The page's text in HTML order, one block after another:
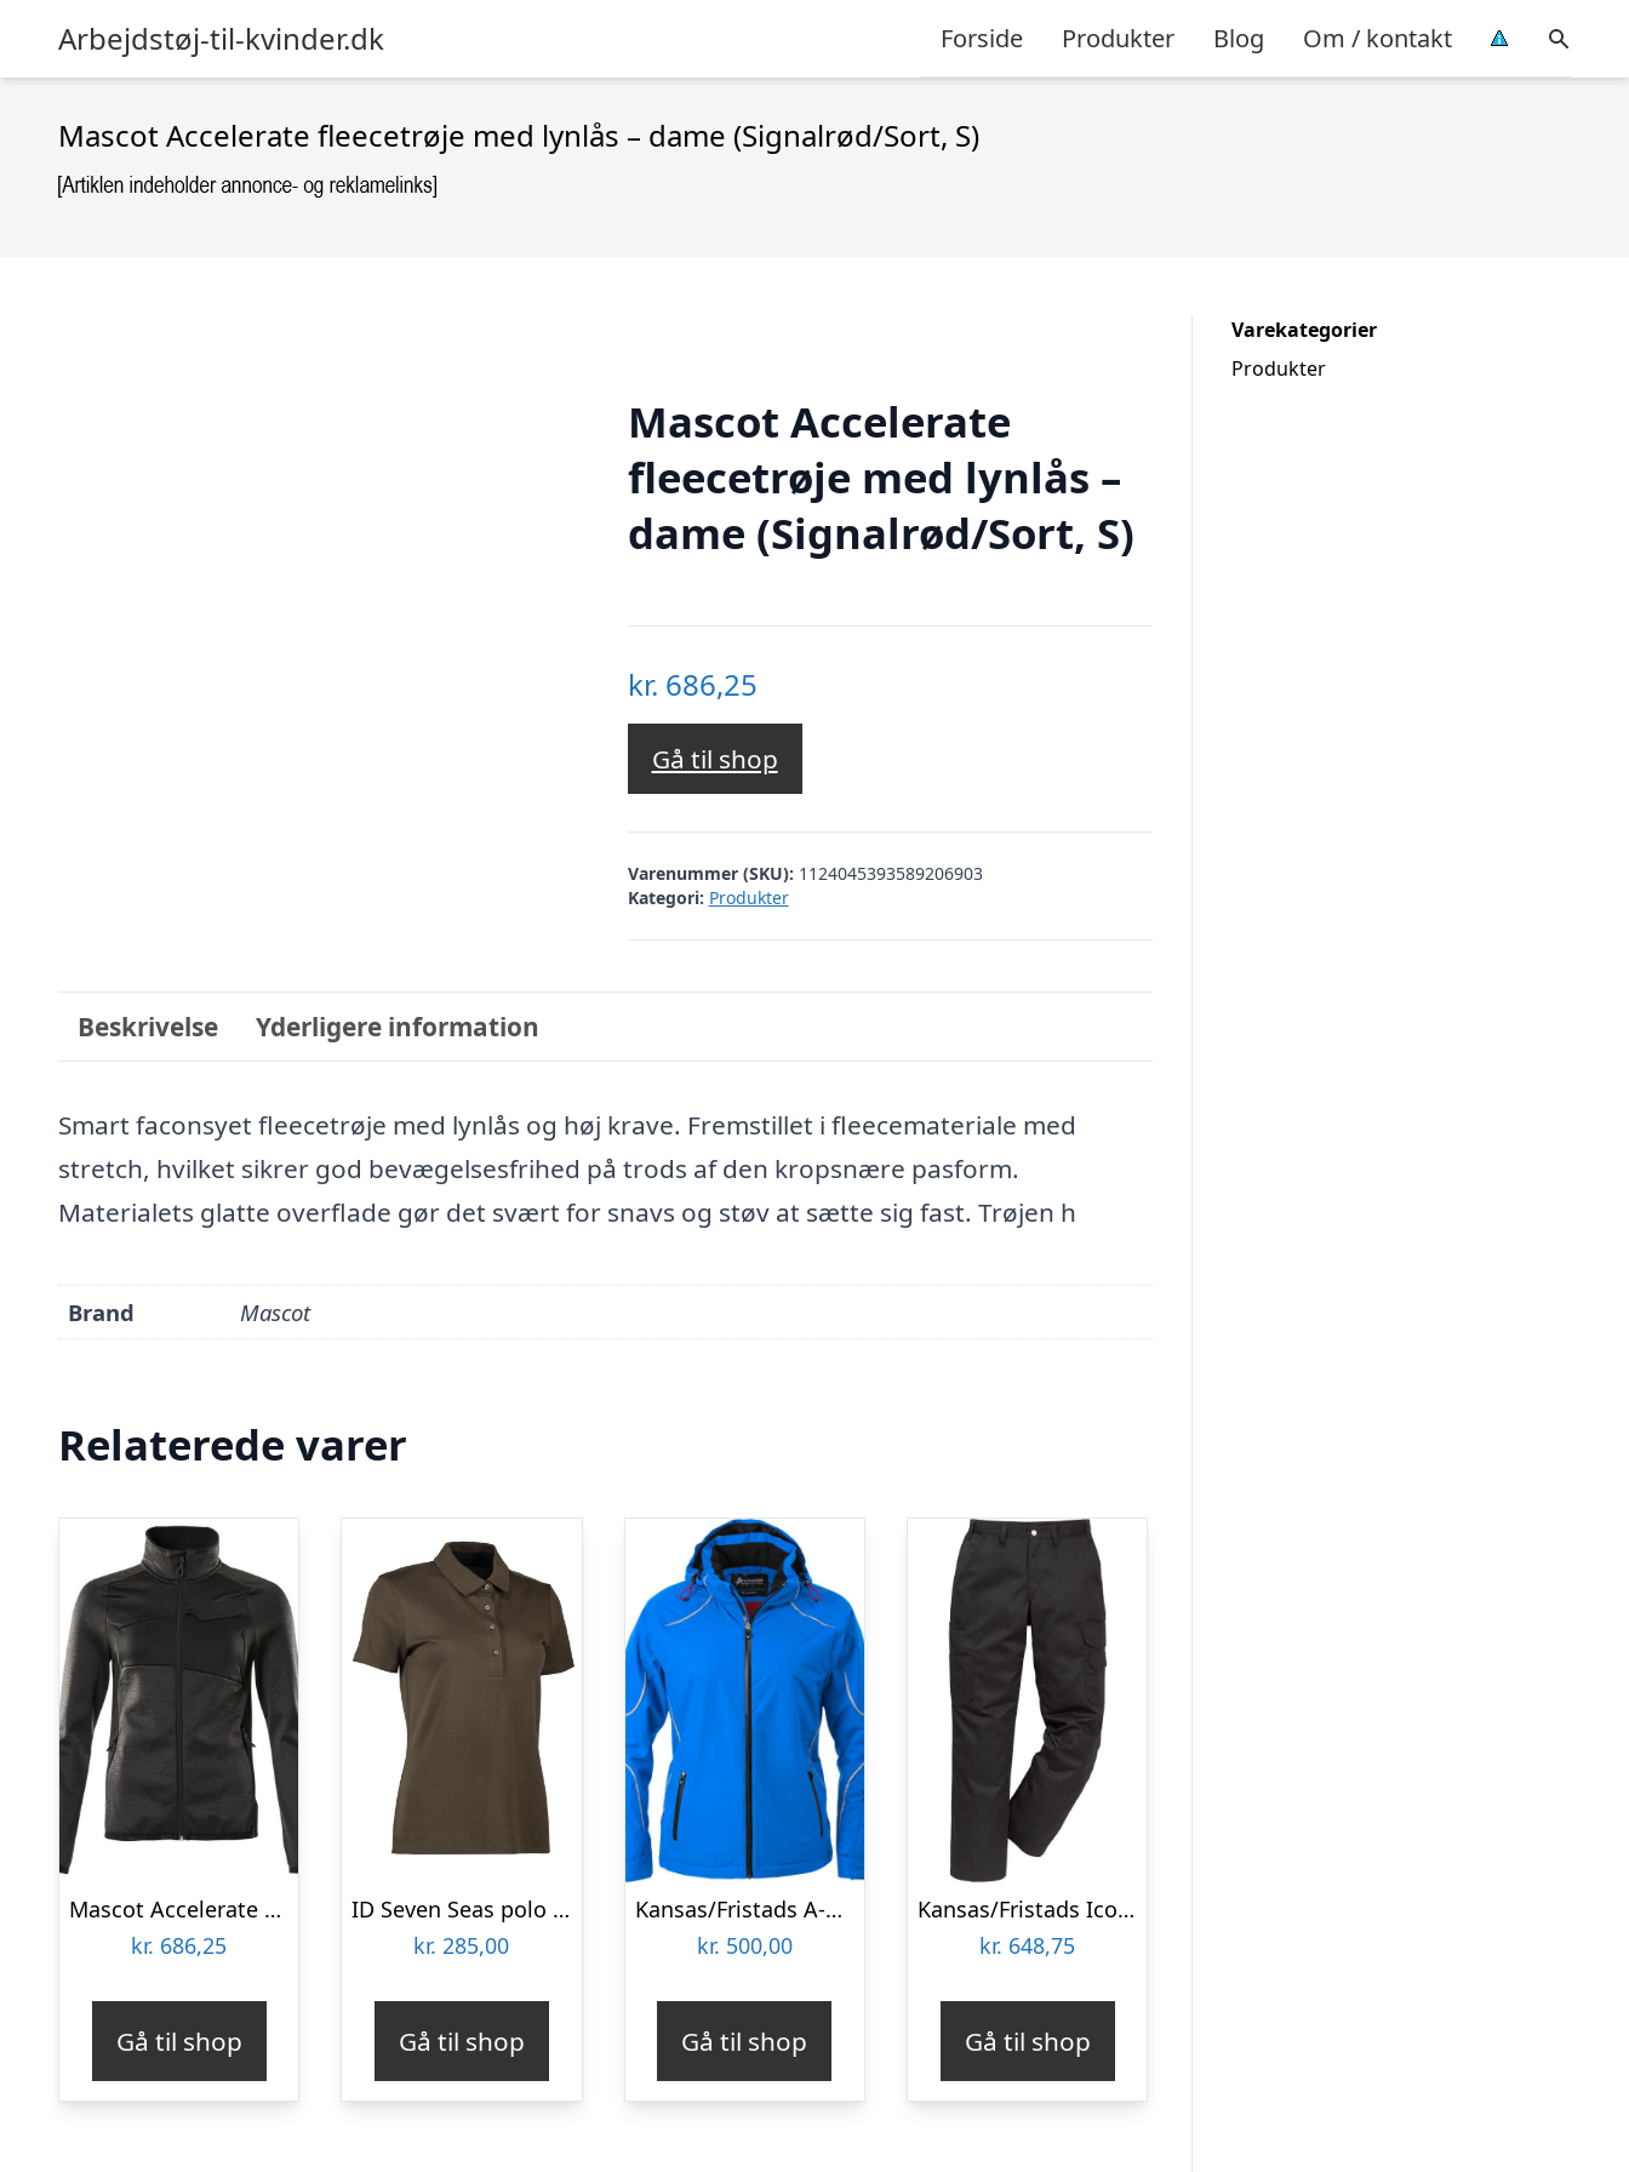
Arbejdstøj-til-kvinder.dk Forside Produkter Blog Om / kontakt
Mascot Accelerate fleecetrøje med lynlås – dame (Signalrød/Sort, S)
Mascot Accelerate
fleecetrøje med lynlås –
dame (Signalrød/Sort, S)
kr. 686,25
Gå til shop
Varenummer (SKU): 1124045393589206903
Kategori: Produkter
Beskrivelse Yderligere information
Smart faconsyet fleecetrøje med lynlås og høj krave. Fremstillet i fleecemateriale med
stretch, hvilket sikrer god bevægelsesfrihed på trods af den kropsnære pasform.
Materialets glatte overflade gør det svært for snavs og støv at sætte sig fast. Trøjen h
Brand Mascot
Relaterede varer
Mascot Accelerate fleecetrøje med lynlås – dame (Mørk Antracit/Sort, XS)
kr. 686,25
Gå til shop
ID Seven Seas polo – dame (Oliven, M)
kr. 285,00
Gå til shop
Kansas/Fristads A-Code Foret Vinterjakke – dame (Cool Blue, 2XL)
kr. 500,00
Gå til shop
Kansas/Fristads Icon Light bukser – dame (Sort, 34)
kr. 648,75
Gå til shop
Varekategorier
Produkter